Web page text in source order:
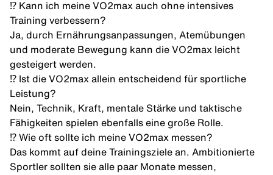
⁉️ Kann ich meine VO2max auch ohne intensives
Training verbessern?
Ja, durch Ernährungsanpassungen, Atemübungen
und moderate Bewegung kann die VO2max leicht
gesteigert werden.
⁉️ Ist die VO2max allein entscheidend für sportliche
Leistung?
Nein, Technik, Kraft, mentale Stärke und taktische
Fähigkeiten spielen ebenfalls eine große Rolle.
⁉️ Wie oft sollte ich meine VO2max messen?
Das kommt auf deine Trainingsziele an. Ambitionierte
Sportler sollten sie alle paar Monate messen,